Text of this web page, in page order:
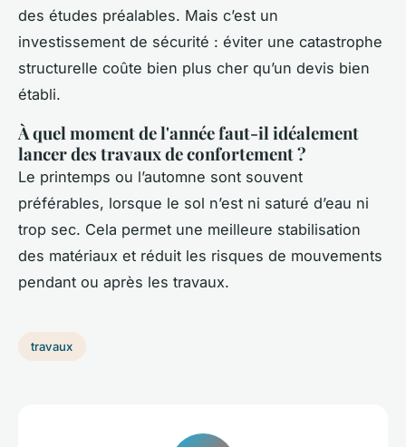
des études préalables. Mais c’est un
investissement de sécurité : éviter une catastrophe
structurelle coûte bien plus cher qu’un devis bien
établi.
À quel moment de l'année faut-il idéalement
lancer des travaux de confortement ?
Le printemps ou l’automne sont souvent
préférables, lorsque le sol n’est ni saturé d’eau ni
trop sec. Cela permet une meilleure stabilisation
des matériaux et réduit les risques de mouvements
pendant ou après les travaux.
travaux